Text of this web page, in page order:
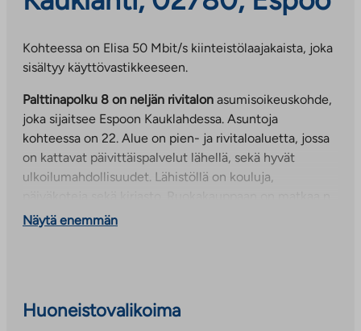
Kohteessa on Elisa 50 Mbit/s kiinteistölaajakaista, joka
sisältyy käyttövastikkeeseen.
Palttinapolku 8 on neljän rivitalon asumisoikeuskohde,
joka sijaitsee Espoon Kauklahdessa. Asuntoja
kohteessa on 22. Alue on pien- ja rivitaloaluetta, jossa
on kattavat päivittäispalvelut lähellä, sekä hyvät
ulkoilumahdollisuudet. Lähistöllä on kouluja,
400m.
pääsee Helsinkiin noin puolessa tunnissa. Kattavammin
Näytä enemmän
Huoneistovalikoima